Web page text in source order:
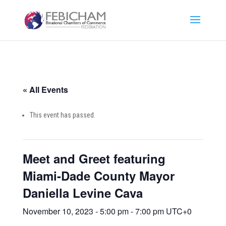
« All Events
This event has passed.
Meet and Greet featuring
Miami-Dade County Mayor
Daniella Levine Cava
November 10, 2023 - 5:00 pm-7:00 pm UTC+0